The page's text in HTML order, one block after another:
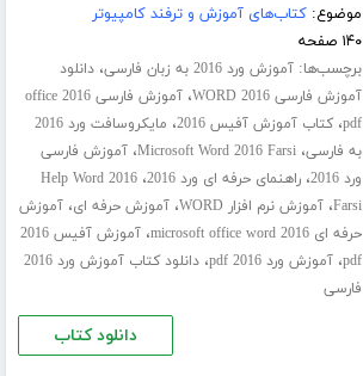
موضوع:کتاب‌های آموزش و ترفند کامپیوتر
۱۴۰ صفحه
برچسب‌ها:آموزش ورد 2016 به زبان فارسی ،دانلود
آموزش فارسی WORD 2016
،
آموزش فارسی office 2016
pdf،کتاب آموزش آفیس 2016 ،
مایکروسافت ورد 2016
به فارسی،Microsoft Word 2016 Farsi،آموزش فارسی
ورد 2016
،راهنمای حرفه ای ورد 2016 ،Help Word 2016
Farsi،آموزش نرم افزار WORD ،آموزش حرفه ای،آموزش
حرفه ای microsoft office word 2016
،
آموزش آفیس 2016
pdf،آموزش ورد 2016 pdf ،
دانلود کتاب آموزش ورد 2016
فارسی
دانلود کتاب